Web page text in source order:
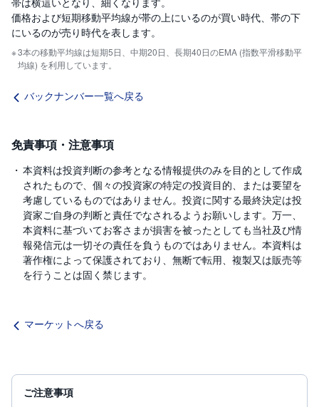
価格および短期移動平均線が帯の上にいるのが買い時代、帯の下
にいるのが売り時代を表します。
3本の移動平均線は短期5日、中期20日、長期40日のEMA (指数平滑移動平
均線) を利用しています。
バックナンバー一覧へ戻る
免責事項・注意事項
本資料は投資判断の参考となる情報提供のみを目的として作成
されたもので、個々の投資家の特定の投資目的、または要望を
考慮しているものではありません。投資に関する最終決定は投
資家ご自身の判断と責任でなされるようお願いします。万一、
本資料に基づいてお客さまが損害を被ったとしても当社及び情
報発信元は一切その責任を負うものではありません。本資料は
著作権によって保護されており、無断で転用、複製又は販売等
を行うことは固く禁じます。
マーケットへ戻る
ご注意事項